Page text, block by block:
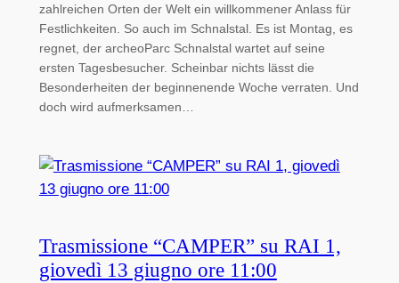
zahlreichen Orten der Welt ein willkommener Anlass für
Festlichkeiten. So auch im Schnalstal. Es ist Montag, es
regnet, der archeoParc Schnalstal wartet auf seine
ersten Tagesbesucher. Scheinbar nichts lässt die
Besonderheiten der beginnenende Woche verraten. Und
doch wird aufmerksamen…
Trasmissione “CAMPER” su RAI 1,
giovedì 13 giugno ore 11:00